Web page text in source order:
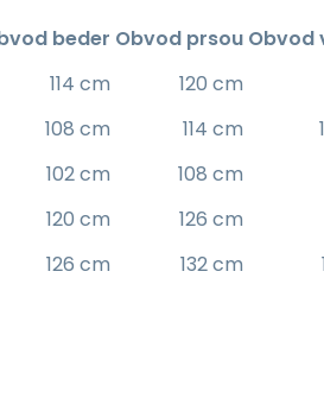
beder Obvod prsou Obvod
114 cm
120 cm
108 cm 114 cm
102 cm
108 cm
120 cm
126 cm
126 cm 132 cm